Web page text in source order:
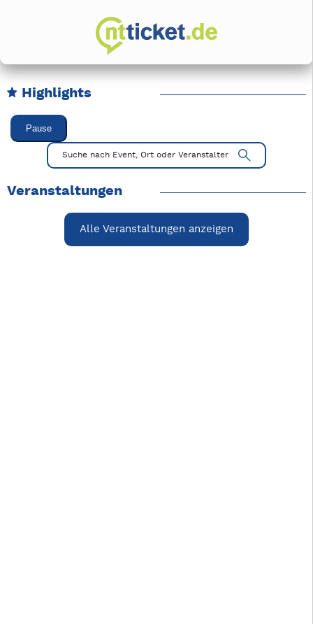
Highlights
Karussell Veranstaltungen überspringen
Pause
Mit Tab zu den Steuerelementen wechseln. Mit Pfeiltasten
Suche nach Event, Ort oder Veranstalter
Veranstaltungen
Alle Veranstaltungen anzeigen